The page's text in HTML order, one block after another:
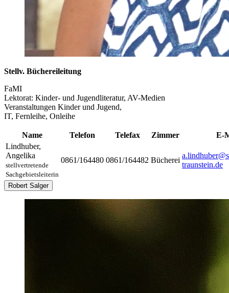
Stellv. Büchereileitung
FaMI
Lektorat: Kinder- und Jugendliteratur, AV-Medien
Veranstaltungen Kinder und Jugend,
IT, Fernleihe, Onleihe
Name Telefon Telefax Zimmer
E-
Lindhuber,
Angelika
stellvertretende
Sachgebietsleiterin
0861/164480 0861/164482 Bücherei
traunstein.de
Robert Salger